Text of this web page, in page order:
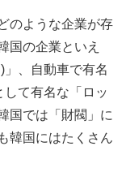
のような企業が存
国の企業といえ
、自動車で有名
て有名な「ロッ
国では「財閥」に
韓国にはたくさん